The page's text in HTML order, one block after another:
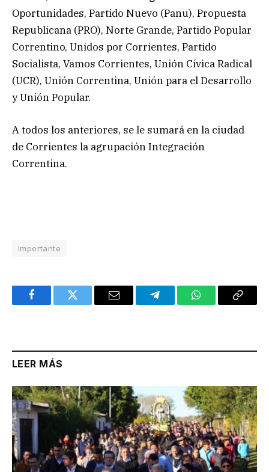
Oportunidades, Partido Nuevo (Panu), Propuesta
Republicana (PRO), Norte Grande, Partido Popular
Correntino, Unidos por Corrientes, Partido
Socialista, Vamos Corrientes, Unión Cívica Radical
(UCR), Unión Correntina, Unión para el Desarrollo
y Unión Popular.
A todos los anteriores, se le sumará en la ciudad
de Corrientes la agrupación Integración
Correntina.
Importante
FacebookTwitter Email TelegramWhatsAppCopy
LEER MÁS